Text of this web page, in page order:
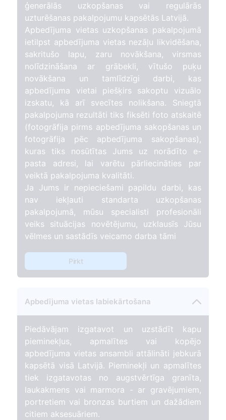
ģenerālās uzkopšanas vai regulārās
uzturēšanas pakalpojumu kapsētās Latvijā.
Apbedījuma vietas uzkopšanas pakalpojumā
ietilpst apbedījuma vietas nezāļu likvidēšana,
sakritušo lapu, zaru novākšana, virsmas
nolīdzināšana ar grābekli, vītušo puķu
novākšana un tamlīdzīgi darbi, kas
apbedījuma vietai piešķirs sakoptu vizuālo
izskatu, kā arī svecītes nolikšana. Sniegtā
pakalpojuma rezultāti tiks fiksēti foto atskaitē
(fotogrāfija pirms apbedījuma sakopšanas un
fotogrāfija pēc apbedījuma sakopšanas),
kuras tiks nosūtītas Jums uz norādīto e-
pasta adresi, lai varētu pārliecināties par
veiktā pakalpojuma kvalitāti.
Ja Jums ir nepieciešami papildu darbi, kas
nav iekļauti standarta uzkopšanas
pakalpojumā, mūsu specialisti profesionāli
veiks situācijas novētējumu, uzklausīs Jūsu
vēlmes un sastādīs veicamo darba tāmi
Pirkt
Apbedījuma vietas labiekārtošana
Piedāvājam izgatavot un uzstādīt kapu
pieminekļus, apmalītes vai kopējo
apbedījuma vietas ansambli attālināti jebkurā
kapsētā visā Latvijā. Pieminekļi un apmalītes
tiek izgatavotas no augstvērtīga granīta,
laukakmens vai marmora - ar gravējumiem,
portretiem vai bronzas burtiem un dažādiem
citiem aksesuāriem.